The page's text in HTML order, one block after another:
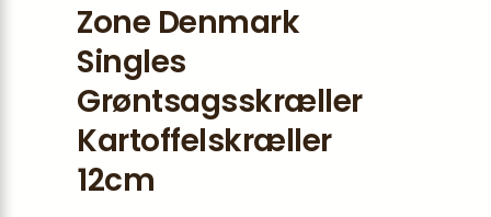
Zone Denmark
Singles
Grøntsagsskræller
Kartoffelskræller
12cm